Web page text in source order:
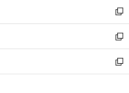
く
で
開
く
ド
ウ
で
開
く
ィ
ン
ド
ウ
で
開
い
ウ
ィ
ン
ド
ウ
新
し
い
ウ
ィ
ン
新
し
い
ウ
新
し